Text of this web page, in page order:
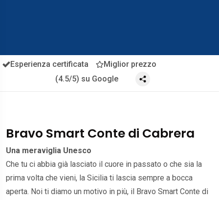
Esperienza certificata
Miglior prezzo
(4.5/5) su Google
Bravo Smart Conte di Cabrera
Una meraviglia Unesco
Che tu ci abbia già lasciato il cuore in passato o che sia la
prima volta che vieni, la Sicilia ti lascia sempre a bocca
aperta. Noi ti diamo un motivo in più, il Bravo Smart Conte di